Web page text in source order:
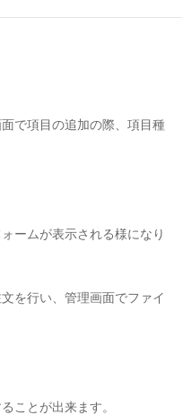
で項目の追加の際、項目種
ームが表示される様になり
を行い、管理画面でファイ
ことが出来ます。